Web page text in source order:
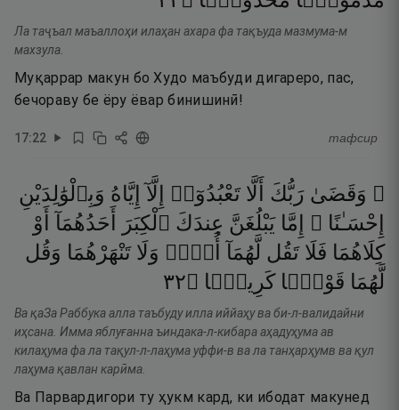
Ла таҷъал маъаллоҳи илаҳан ахара фа тақъуда мазмума-м
махзула.
Муқаррар макун бо Худо маъбуди дигареро, пас,
бечораву бе ёру ёвар бинишинӣ!
17:22 тафсир
۞ وَقَضَىٰ رَبُّكَ أَلَّا تَعْبُدُوٓا۟ إِلَّآ إِيَّاهُ وَبِٱلْوَٰلِدَيْنِ
إِحْسَـٰنًا ۚ
إِمَّا يَبْلُغَنَّ عِندَكَ ٱلْكِبَرَ أَحَدُهُمَآ
أَوْ
كِلَاهُمَا فَلَا تَقُل لَّهُمَآ أُفٍّۢ وَلَا تَنْهَرْهُمَا وَقُل
لَّهُمَا قَوْلًۭا كَرِيمًۭا ۝٢٣
Ва қаЗа Раббука алла таъбуду илла иййаҳу ва би-л-валидайни
иҳсана. Имма яблуғанна ъиндака-л-кибара аҳадуҳума ав
килаҳума фа ла тақул-л-лаҳума уффи-в ва ла танҳарҳумв ва қул
лаҳума қавлан карӣма.
Ва Парвардигори ту ҳукм кард, ки ибодат макунед